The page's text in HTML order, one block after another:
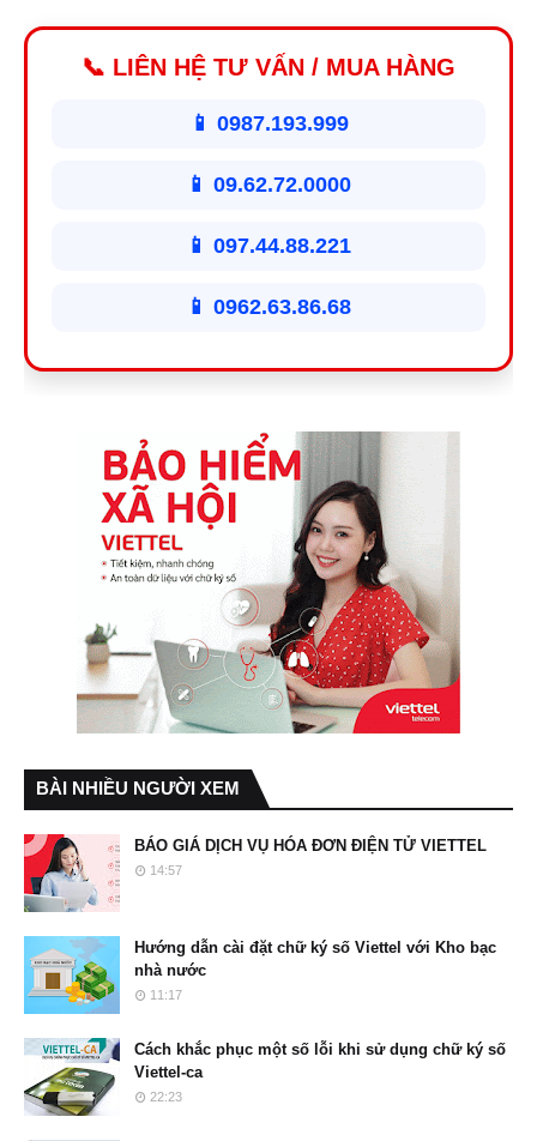
📞 LIÊN HỆ TƯ VẤN / MUA HÀNG
📱 0987.193.999
📱 09.62.72.0000
📱 097.44.88.221
📱 0962.63.86.68
BÀI NHIỀU NGƯỜI XEM
BÁO GIÁ DỊCH VỤ HÓA ĐƠN ĐIỆN TỬ VIETTEL
14:57
Hướng dẫn cài đặt chữ ký số Viettel với Kho bạc
nhà nước
11:17
Cách khắc phục một số lỗi khi sử dụng chữ ký số
Viettel-ca
22:23